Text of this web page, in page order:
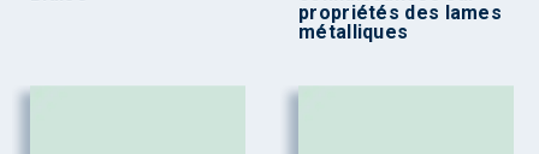
propriétés des lames
métalliques